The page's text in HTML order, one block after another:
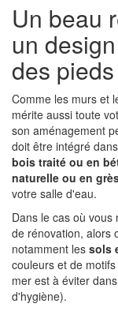
Un beau
un
des pieds
Comme les murs et
mérite aussi toute
son aménagement
doit être intégré
bois traité ou en
naturelle ou en
votre salle d'eau.
Dans le cas où
de rénovation, alors
notamment les sols
couleurs et de
mer est à éviter
d'hygiène).